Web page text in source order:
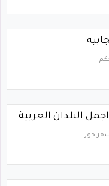
البلدان العربية
حور